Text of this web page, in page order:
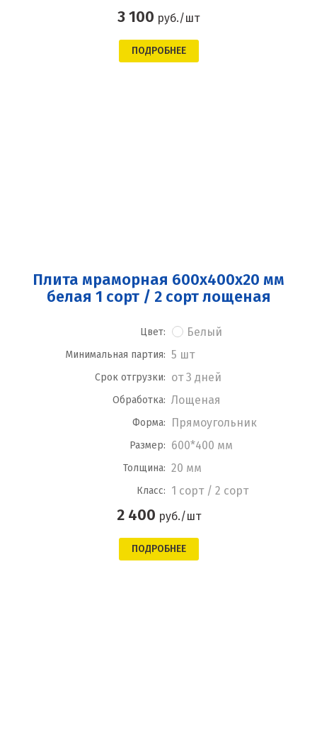
3 100 руб./шт
ПОДРОБНЕЕ
Плита мраморная 600x400x20 мм
белая 1 сорт / 2 сорт лощеная
Цвет: Белый
Минимальная партия: 5 шт
Срок отгрузки: от 3 дней
Обработка: Лощеная
Форма: Прямоугольник
Размер: 600*400 мм
Толщина: 20 мм
Класс: 1 сорт / 2 сорт
2 400 руб./шт
ПОДРОБНЕЕ